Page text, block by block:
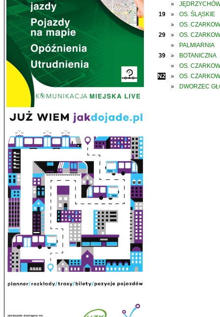
»
19
» OS. ŚLĄSKIE
»
OS.
29
» OS.
»
PALMIARNIA
39
» BOTANICZNA
»
OS.
N2
» OS.
» DWORZEC